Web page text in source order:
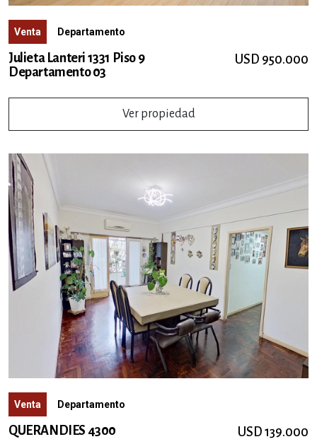
Venta Departamento
Julieta Lanteri 1331 Piso 9
Departamento 03
USD 950.000
Ver propiedad
Venta Departamento
QUERANDIES 4300 USD 139.000